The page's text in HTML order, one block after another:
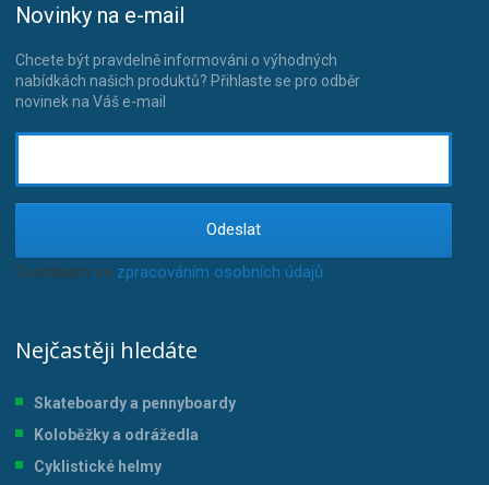
Novinky na e-mail
Chcete být pravdelně informováni o výhodných
nabídkách našich produktů? Přihlaste se pro odběr
novinek na Váš e-mail
Odeslat
Souhlasím se zpracováním osobních údajů
Nejčastěji hledáte
Skateboardy a pennyboardy
Koloběžky a odrážedla
Cyklistické helmy